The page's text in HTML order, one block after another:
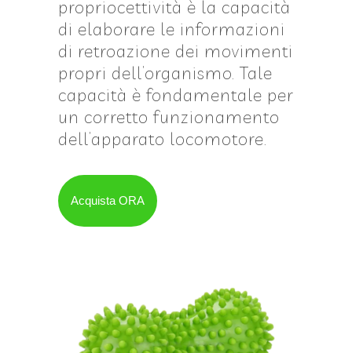
propriocettività è la capacità
di elaborare le informazioni
di retroazione dei movimenti
propri dell’organismo. Tale
capacità è fondamentale per
un corretto funzionamento
dell’apparato locomotore.
Acquista ORA